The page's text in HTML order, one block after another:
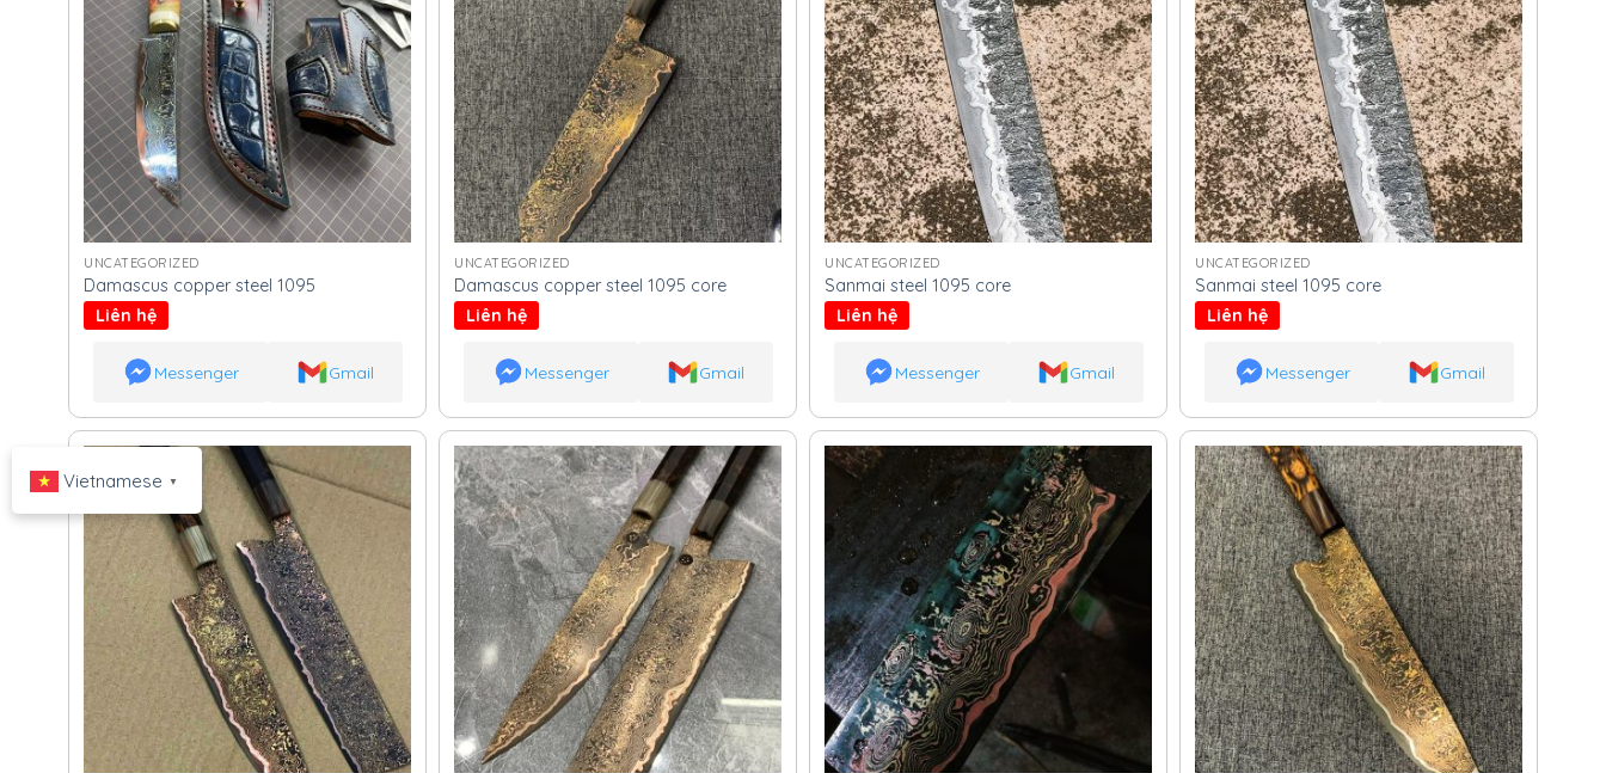
UNCATEGORIZED
Damascus copper steel 1095
Liên hệ
Messenger Gmail
UNCATEGORIZED
Damascus copper steel 1095 core
Liên hệ
Messenger Gmail
UNCATEGORIZED
Sanmai steel 1095 core
Liên hệ
Messenger Gmail
UNCATEGORIZED
Sanmai steel 1095 core
Liên hệ
Messenger Gmail
Vietnamese ▼